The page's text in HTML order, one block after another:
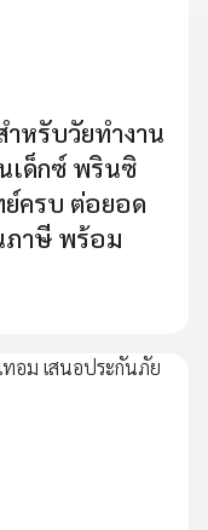
หรับวัยทำงาน
เด็กซ์ พรินซิ
ย์ครบ ต่อยอด
ภาษี พร้อม